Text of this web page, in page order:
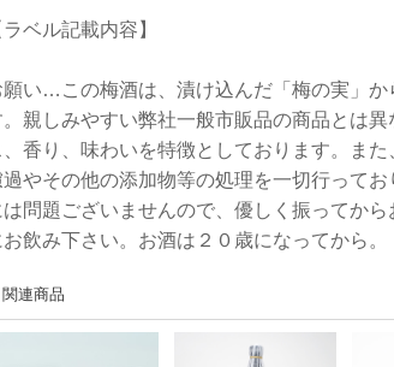
ラベル記載内容】
願い…この梅酒は、漬け込んだ「梅の実」
。親しみやすい弊社一般市販品の商品とは
、香り、味わいを特徴としております。ま
過やその他の添加物等の処理を一切行って
は問題ございませんので、優しく振ってか
お飲み下さい。お酒は２０歳になってから。
関連商品